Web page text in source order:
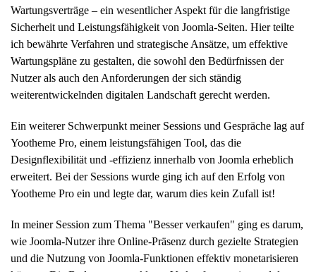
Wartungsverträge – ein wesentlicher Aspekt für die langfristige
Sicherheit und Leistungsfähigkeit von Joomla-Seiten. Hier teilte
ich bewährte Verfahren und strategische Ansätze, um effektive
Wartungspläne zu gestalten, die sowohl den Bedürfnissen der
Nutzer als auch den Anforderungen der sich ständig
weiterentwickelnden digitalen Landschaft gerecht werden.
Ein weiterer Schwerpunkt meiner Sessions und Gespräche lag auf
Yootheme Pro, einem leistungsfähigen Tool, das die
Designflexibilität und -effizienz innerhalb von Joomla erheblich
erweitert. Bei der Sessions wurde ging ich auf den Erfolg von
Yootheme Pro ein und legte dar, warum dies kein Zufall ist!
In meiner Session zum Thema "Besser verkaufen" ging es darum,
wie Joomla-Nutzer ihre Online-Präsenz durch gezielte Strategien
und die Nutzung von Joomla-Funktionen effektiv monetarisieren